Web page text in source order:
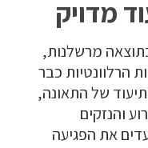
מדויק
מרשלנות,
הרלוונטיות כבר
של התאונה,
והנזקים
את הפגיעה